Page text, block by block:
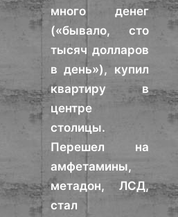
много денег
(«бывало, сто
тысяч долларов
в день»), купил
квартиру в
центре
столицы.
Перешел на
амфетамины,
метадон, ЛСД,
стал